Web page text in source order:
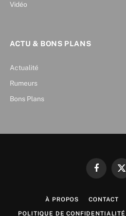
Vidéo
ACTU & BONS PLANS
Actualité
Rumeurs
Bons Plans
FacebookX
À PROPOS CONTACT
POLITIQUE DE CONFIDENTIALITÉ